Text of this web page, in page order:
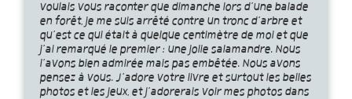
voulais vous raconter que dimanche lors d’une balade
en forêt, je me suis arrêté contre un tronc d’arbre et
qu’est ce qui était à quelque centimètre de moi et que
j’ai remarqué le premier : une jolie salamandre. Nous
l’avons bien admirée mais pas embêtée. Nous avons
pensez à vous. J’adore votre livre et surtout les belles
photos et les jeux, et j’adorerais voir mes photos dans